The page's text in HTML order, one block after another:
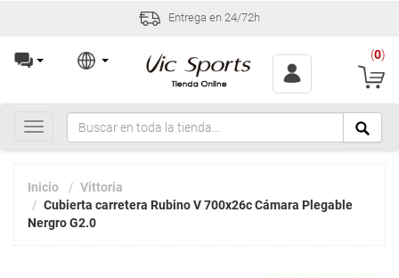
Incidencias y devoluciones en 30
(0)
Toggle
navigation
Inicio
Vittoria
Cubierta carretera Rubino V 700x26c Cámara Plegable
Nergro G2.0